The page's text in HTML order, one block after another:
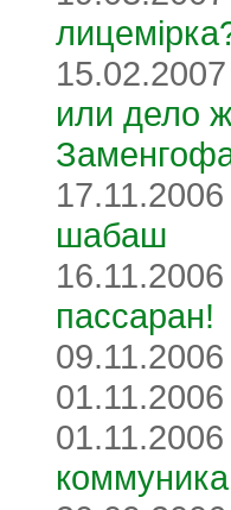
или дело
шабаш
пассаран!